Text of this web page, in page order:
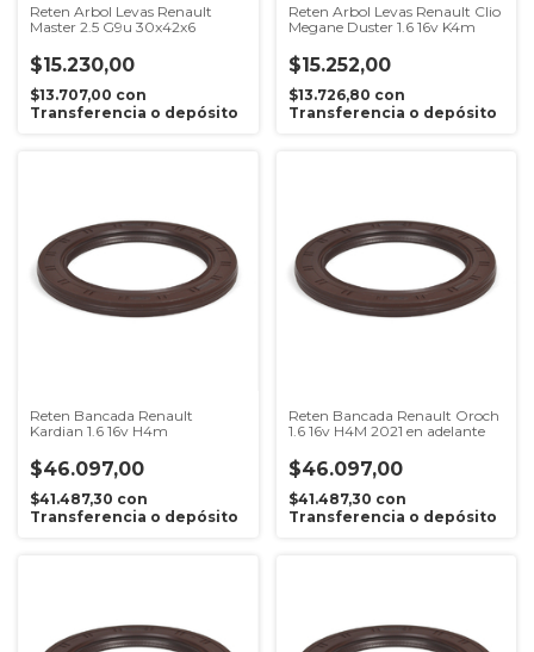
Reten Arbol Levas Renault
Master 2.5 G9u 30x42x6
$15.230,00
$13.707,00 con
Transferencia o depósito
Reten Arbol Levas Renault Clio
Megane Duster 1.6 16v K4m
$15.252,00
$13.726,80 con
Transferencia o depósito
Reten Bancada Renault
Kardian 1.6 16v H4m
$46.097,00
$41.487,30 con
Transferencia o depósito
Reten Bancada Renault Oroch
1.6 16v H4M 2021 en adelante
$46.097,00
$41.487,30 con
Transferencia o depósito